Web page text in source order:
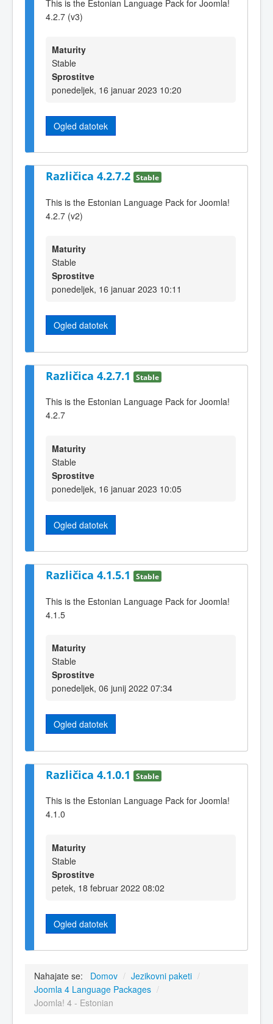
This is the Estonian Language Pack for Joomla!
4.2.7 (v3)
Maturity
Stable
Sprostitve
ponedeljek, 16 januar 2023 10:20
Ogled datotek
Različica 4.2.7.2 Stable
This is the Estonian Language Pack for Joomla!
4.2.7 (v2)
Maturity
Stable
Sprostitve
ponedeljek, 16 januar 2023 10:11
Ogled datotek
Različica 4.2.7.1 Stable
This is the Estonian Language Pack for Joomla!
4.2.7
Maturity
Stable
Sprostitve
ponedeljek, 16 januar 2023 10:05
Ogled datotek
Različica 4.1.5.1 Stable
This is the Estonian Language Pack for Joomla!
4.1.5
Maturity
Stable
Sprostitve
ponedeljek, 06 junij 2022 07:34
Ogled datotek
Različica 4.1.0.1 Stable
This is the Estonian Language Pack for Joomla!
4.1.0
Maturity
Stable
Sprostitve
petek, 18 februar 2022 08:02
Ogled datotek
Nahajate se: Domov / Jezikovni paketi /
Joomla 4 Language Packages /
Joomla! 4 - Estonian